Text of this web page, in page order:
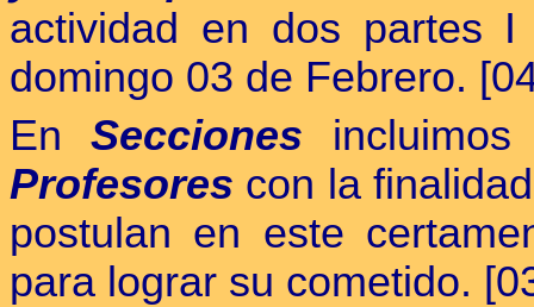
actividad en dos partes
domingo 03 de Febrero.
EnSecciones
Profesores con la
postulan en este
para lograr su cometido.